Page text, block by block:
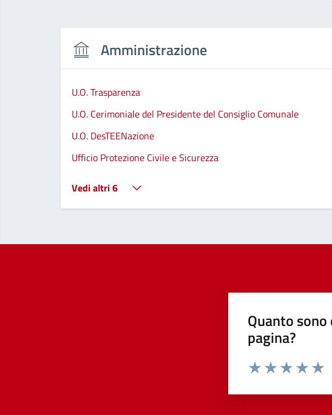
Amministrazione
U.O. Trasparenza
U.O. Cerimoniale del Presidente del Consiglio Comunale
U.O. DesTEENazione
Ufficio Protezione Civile e Sicurezza
Vedi altri 6
Quanto
pagina?